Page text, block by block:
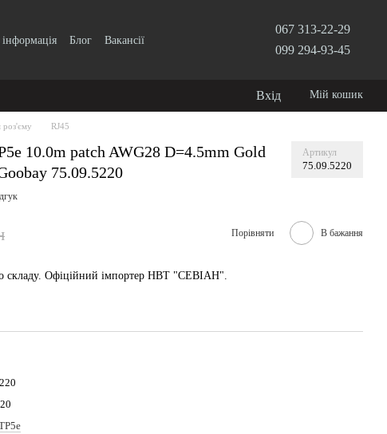
Блог
Вакансії
067 313-22-29
099 294-93-45
Вхід Мій кошик
роз'єму RJ45
10.0m patch AWG28 D=4.5mm Gold
75.09.5220
Артикул
75.09.5220
Порівняти В бажання
складу. Офіційний імпортер НВТ "СЕВІАН".